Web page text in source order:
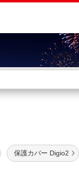
保護カバー Digio2